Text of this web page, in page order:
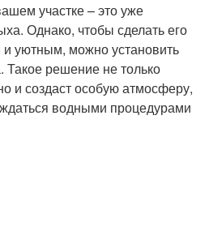
участке – это уже
Однако, чтобы сделать его
уютным, можно установить
Такое решение не только
и создаст особую атмосферу,
водными процедурами